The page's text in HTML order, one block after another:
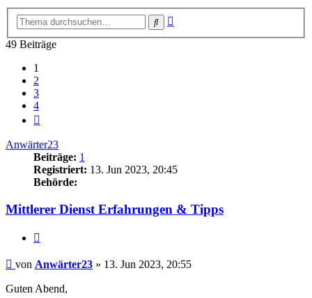
Suche
49 Beiträge
1
2
3
4
Anwärter23
Beiträge: 1
Registriert: 13. Jun 2023, 20:45
Behörde:
Mittlerer Dienst Erfahrungen & Tipps
Beitrag
von Anwärter23 » 13. Jun 2023, 20:55
Guten Abend,